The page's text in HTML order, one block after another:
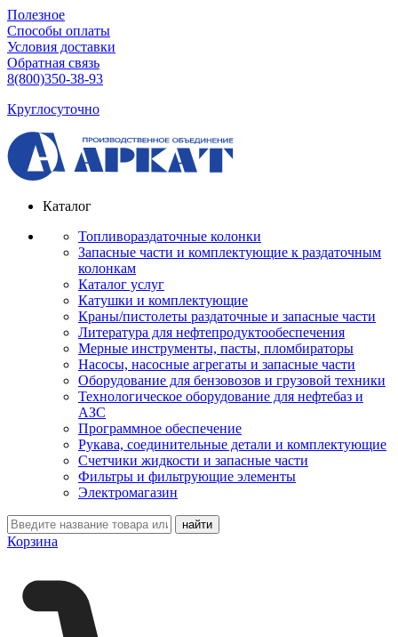
Полезное
Способы оплаты
Условия доставки
Обратная связь
8(800)350-38-93
Круглосуточно
Каталог
Топливораздаточные колонки
Запасные части и комплектующие к раздаточным
колонкам
Каталог услуг
Катушки и комплектующие
Краны/пистолеты раздаточные и запасные части
Литература для нефтепродуктообеспечения
Мерные инструменты, пасты, пломбираторы
Насосы, насосные агрегаты и запасные части
Оборудование для бензовозов и грузовой техники
Технологическое оборудование для нефтебаз и
АЗС
Программное обеспечение
Рукава, соединительные детали и комплектующие
Счетчики жидкости и запасные части
Фильтры и фильтрующие элементы
Электромагазин
Корзина